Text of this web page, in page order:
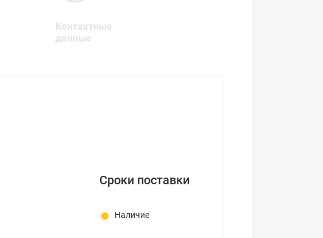
Контактные
данные
Сроки поставки
Наличие